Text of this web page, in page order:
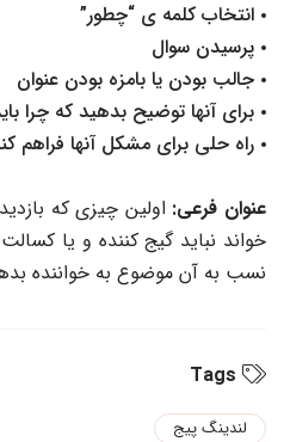
انتخاب کلمه ی “چطور”
پرسیدن سوال
جالب بودن یا بامزه بودن عنوان
برای آنها توضیح بدهید که چرا
راه حلی برای مشکل آنها فراهم
عنوان فرعی: اولین چیزی که
خواند نباید گیج کننده و یا
نسب به آن موضوع به خواننده
لندینگ پیج